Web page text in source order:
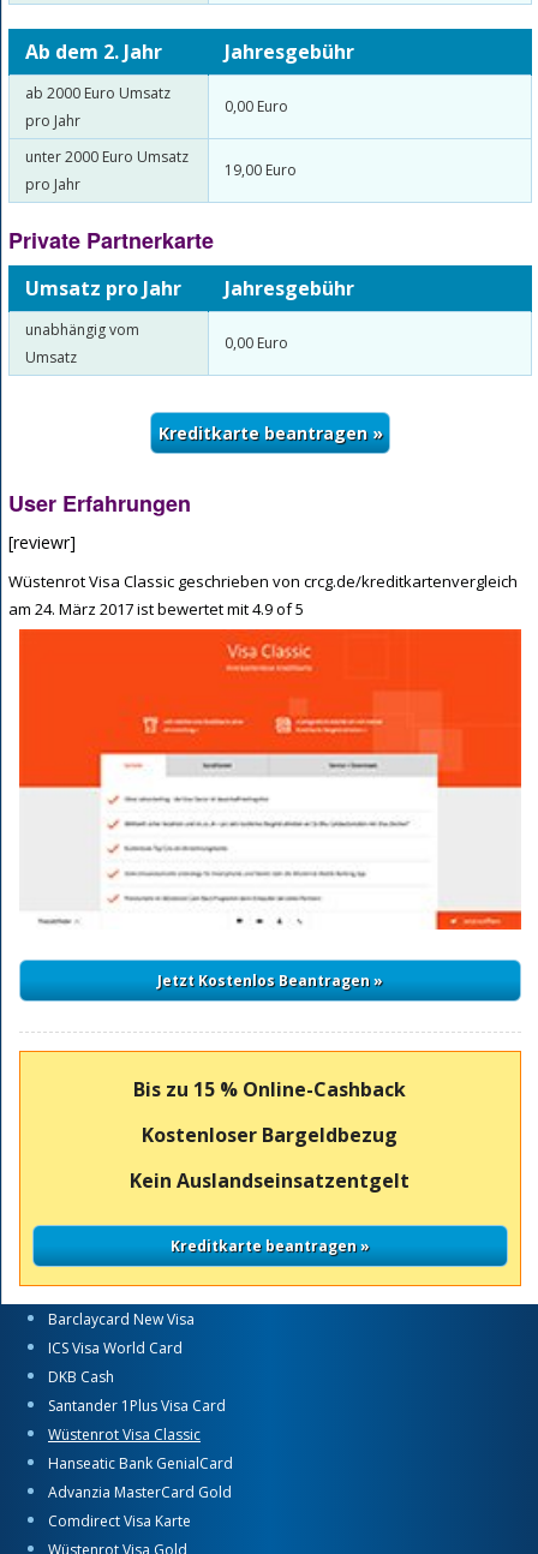
Ab dem 2. Jahr Jahresgebühr
ab 2000 Euro Umsatz
pro Jahr
0,00 Euro
unter 2000 Euro Umsatz
pro Jahr
19,00 Euro
Private Partnerkarte
Umsatz pro Jahr Jahresgebühr
unabhängig vom
Umsatz
0,00 Euro
User Erfahrungen
[reviewr]
Wüstenrot Visa Classic geschrieben von crcg.de/kreditkartenvergleich
am 24. März 2017ist bewertet mit4.9of5
Bis zu 15 % Online-Cashback
Kostenloser Bargeldbezug
Kein Auslandseinsatzentgelt
Barclaycard New Visa
ICS Visa World Card
DKB Cash
Santander 1Plus Visa Card
Wüstenrot Visa Classic
Hanseatic Bank GenialCard
Advanzia MasterCard Gold
Comdirect Visa Karte